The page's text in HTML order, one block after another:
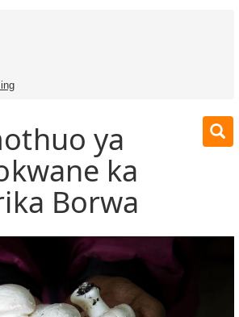
ya
ka
Borwa